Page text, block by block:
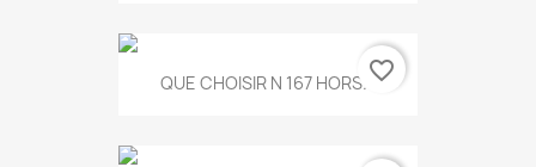
QUE CHOISIR N 167 HORS...favorite_border